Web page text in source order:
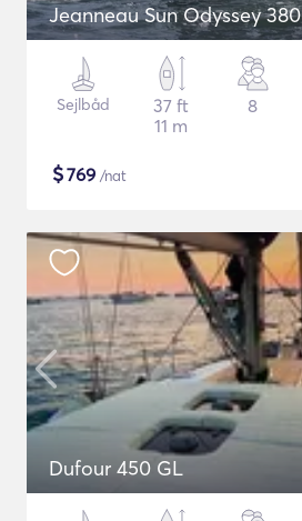
Jeanneau Sun Odyssey 380
Sejlbåd
37 ft
11 m
8
$769 /nat
Dufour 450 GL